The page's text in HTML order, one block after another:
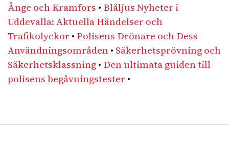
Ånge och Kramfors • Blåljus Nyheter i
Uddevalla: Aktuella Händelser och
Trafikolyckor • Polisens Drönare och Dess
Användningsområden• Säkerhetsprövning och
Säkerhetsklassning• Den ultimata guiden till
polisens begåvningstester •